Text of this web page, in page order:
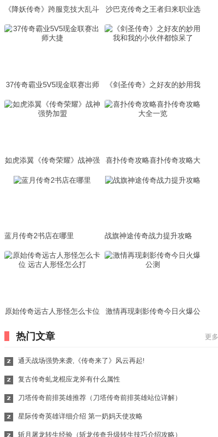
《降妖传奇》跨服竞技大乱斗
沙巴克传奇之王者归来职业选
37传奇霸业5V5现金联赛出师
《剑圣传奇》之好友的妙用我
如虎添翼《传奇荣耀》战神强
喜扑传奇攻略喜扑传奇攻略大
蓝月传奇2书店在哪里 战旗神途传奇战力提升攻略
原始传奇远古人形怪怎么卡位
激情再现刺影传奇今日火爆公
热门文章 更
通天战场强势来袭,《传奇来了》风云再起!
复古传奇虬龙棍应龙斧有什么属性
刀塔传奇前排英雄推荐（刀塔传奇前排英雄站位详解）
星际传奇英雄详细介绍 第一奶妈天使攻略
斩月屠龙转生经验（斩龙传奇升级转生技巧介绍攻略）